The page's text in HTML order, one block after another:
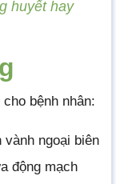
huyết hay
bệnh nhân:
ngoại biên
động mạch